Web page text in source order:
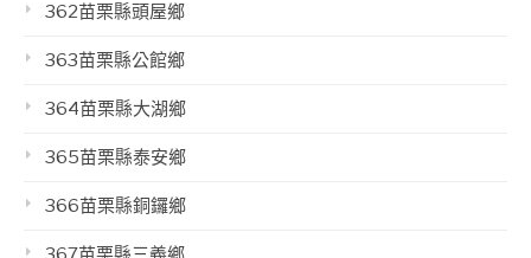
362苗栗縣頭屋鄉
363苗栗縣公館鄉
364苗栗縣大湖鄉
365苗栗縣泰安鄉
366苗栗縣銅鑼鄉